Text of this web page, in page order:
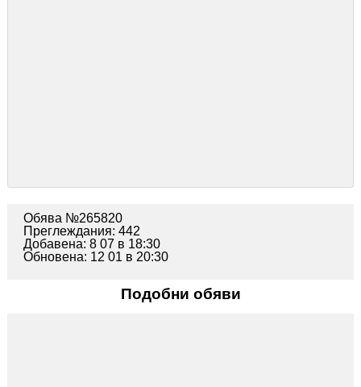
Обява №265820
Преглеждания: 442
Добавена: 8 07 в 18:30
Обновена: 12 01 в 20:30
Подобни обяви